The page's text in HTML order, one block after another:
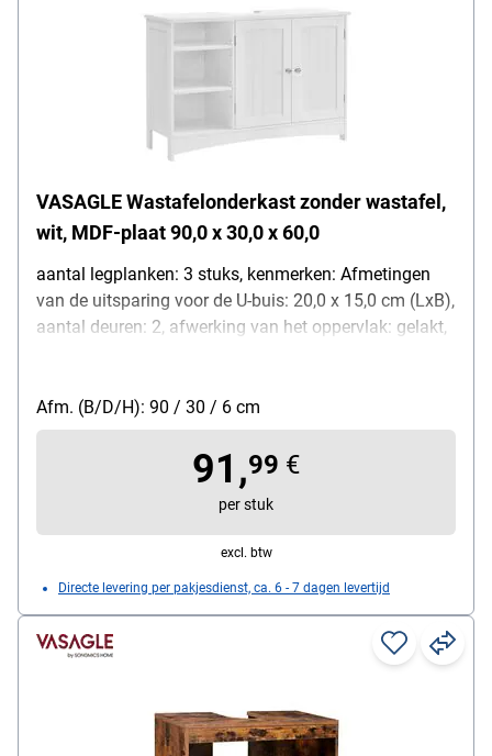
VASAGLE Wastafelonderkast zonder wastafel,
wit, MDF-plaat 90,0 x 30,0 x 60,0
aantal legplanken: 3 stuks, kenmerken: Afmetingen
van de uitsparing voor de U-buis: 20,0 x 15,0 cm (LxB),
aantal deuren: 2, afwerking van het oppervlak: gelakt,
van de handgreep: zilver, materiaal van de handgreep:
metaal, kleur van de kast: wit, afmetingen, cm
(B/D/H): 90/30/6, gewicht: 15,0 kg, leveringsomvang:
wastafelonderkast zonder wastafel, montagevorm bij
Afm. (B/D/H): 90 / 30 / 6 cm
91,99 €
per stuk
excl. btw
Directe levering per pakjesdienst, ca. 6 - 7 dagen levertijd